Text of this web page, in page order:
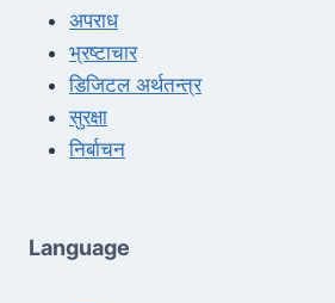
अपराध
भ्रष्टाचार
डिजिटल अर्थतन्त्र
सुरक्षा
निर्बाचन
Language